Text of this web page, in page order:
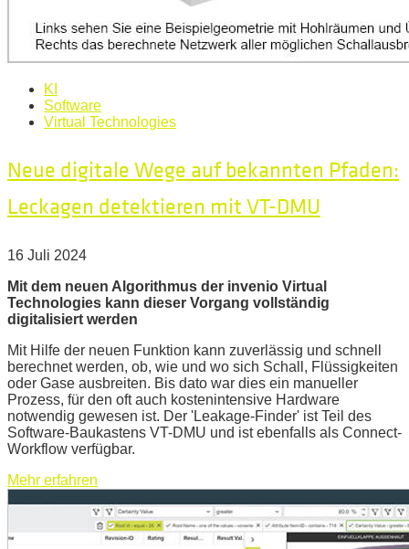
KI
Software
Virtual Technologies
Neue digitale Wege auf bekannten Pfaden:
Leckagen detektieren mit VT-DMU
16 Juli 2024
Mit dem neuen Algorithmus der invenio Virtual
Technologies kann dieser Vorgang vollständig
digitalisiert werden
Mit Hilfe der neuen Funktion kann zuverlässig und schnell
berechnet werden, ob, wie und wo sich Schall, Flüssigkeiten
oder Gase ausbreiten. Bis dato war dies ein manueller
Prozess, für den oft auch kostenintensive Hardware
notwendig gewesen ist. Der 'Leakage-Finder' ist Teil des
Software-Baukastens VT-DMU und ist ebenfalls als Connect-
Workflow verfügbar.
Mehr erfahren